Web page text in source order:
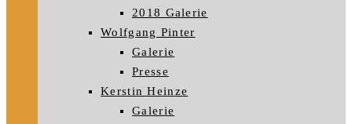
2018 Galerie
Wolfgang Pinter
Galerie
Presse
Kerstin Heinze
Galerie